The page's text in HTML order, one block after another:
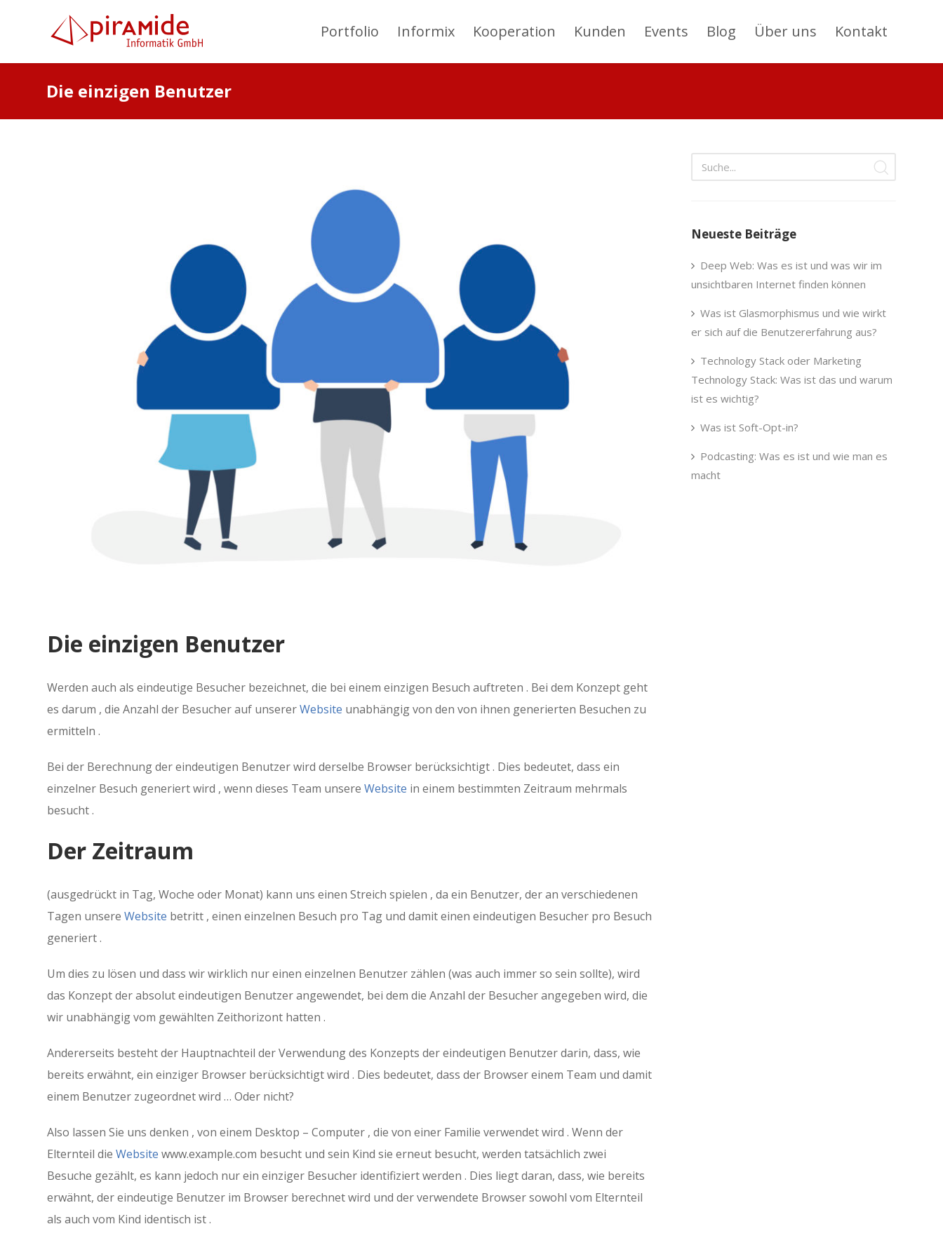
Portfolio Informix Kooperation Kunden Events Blog Über uns Kontakt
Die einzigen Benutzer
Die einzigen Benutzer
Werden auch als eindeutige Besucher bezeichnet, die bei einem einzigen Besuch auftreten . Bei dem Konzept geht
es darum , die Anzahl der Besucher auf unsererWebsite unabhängig von den von ihnen generierten Besuchen zu
ermitteln .
Bei der Berechnung der eindeutigen Benutzer wird derselbe Browser berücksichtigt . Dies bedeutet, dass ein
einzelner Besuch generiert wird , wenn dieses Team unsere Website in einem bestimmten Zeitraum mehrmals
besucht .
Der Zeitraum
(ausgedrückt in Tag, Woche oder Monat) kann uns einen Streich spielen , da ein Benutzer, der an verschiedenen
Tagen unsere Website betritt , einen einzelnen Besuch pro Tag und damit einen eindeutigen Besucher pro Besuch
generiert .
Um dies zu lösen und dass wir wirklich nur einen einzelnen Benutzer zählen (was auch immer so sein sollte), wird
das Konzept der absolut eindeutigen Benutzer angewendet, bei dem die Anzahl der Besucher angegeben wird, die
wir unabhängig vom gewählten Zeithorizont hatten .
Andererseits besteht der Hauptnachteil der Verwendung des Konzepts der eindeutigen Benutzer darin, dass, wie
bereits erwähnt, ein einziger Browser berücksichtigt wird . Dies bedeutet, dass der Browser einem Team und damit
einem Benutzer zugeordnet wird … Oder nicht?
Also lassen Sie uns denken , von einem Desktop – Computer , die von einer Familie verwendet wird . Wenn der
Elternteil die Website www.example.com besucht und sein Kind sie erneut besucht, werden tatsächlich zwei
Besuche gezählt, es kann jedoch nur ein einziger Besucher identifiziert werden . Dies liegt daran, dass, wie bereits
erwähnt, der eindeutige Benutzer im Browser berechnet wird und der verwendete Browser sowohl vom Elternteil
als auch vom Kind identisch ist .
Neueste Beiträge
Deep Web: Was es ist und was wir im
unsichtbaren Internet finden können
Was ist Glasmorphismus und wie wirkt
er sich auf die Benutzererfahrung aus?
Technology Stack oder Marketing
Technology Stack: Was ist das und warum
ist es wichtig?
Was ist Soft-Opt-in?
Podcasting: Was es ist und wie man es
macht